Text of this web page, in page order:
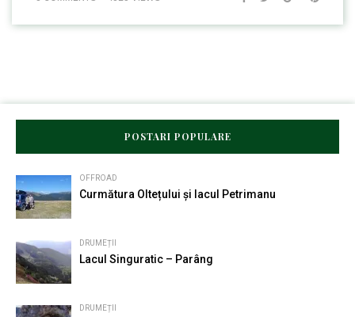
POSTARI POPULARE
OFFROAD
Curmătura Oltețului și lacul Petrimanu
DRUMEȚII
Lacul Singuratic – Parâng
DRUMEȚII